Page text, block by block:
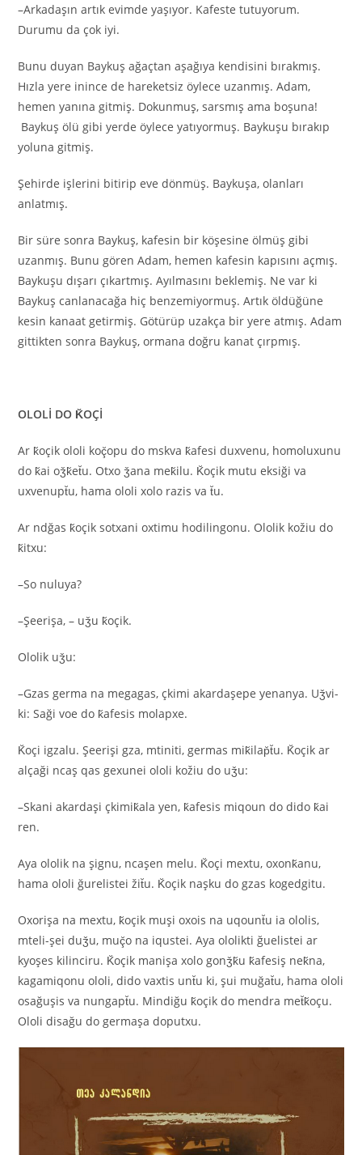
–Arkadaşın artık evimde yaşıyor. Kafeste tutuyorum.
Durumu da çok iyi.
Bunu duyan Baykuş ağaçtan aşağıya kendisini bırakmış.
Hızla yere inince de hareketsiz öylece uzanmış. Adam,
hemen yanına gitmiş. Dokunmuş, sarsmış ama boşuna!
Baykuş ölü gibi yerde öylece yatıyormuş. Baykuşu bırakıp
yoluna gitmiş.
Şehirde işlerini bitirip eve dönmüş. Baykuşa, olanları
anlatmış.
Bir süre sonra Baykuş, kafesin bir köşesine ölmüş gibi
uzanmış. Bunu gören Adam, hemen kafesin kapısını açmış.
Baykuşu dışarı çıkartmış. Ayılmasını beklemiş. Ne var ki
Baykuş canlanacağa hiç benzemiyormuş. Artık öldüğüne
kesin kanaat getirmiş. Götürüp uzakça bir yere atmış. Adam
gittikten sonra Baykuş, ormana doğru kanat çırpmış.
OLOLİ DO K̆OÇİ
Ar k̆oçik ololi koç̆opu do mskva k̆afesi duxvenu, homoluxunu
do k̆ai oǯk̆et̆u. Otxo ǯana mek̆ilu. K̆oçik mutu eksiği va
uxvenupt̆u, hama ololi xolo razis va t̆u.
Ar ndğas k̆oçik sotxani oxtimu hodilingonu. Ololik kožiu do
k̆itxu:
–So nuluya?
–Şeerişa, – uǯu k̆oçik.
Ololik uǯu:
–Gzas germa na megagas, çkimi akardaşepe yenanya. Uǯvi-
ki: Saği voe do k̆afesis molapxe.
K̆oçi igzalu. Şeerişi gza, mtiniti, germas mik̆ilap̆t̆u. K̆oçik ar
alçaği ncaş qas gexunei ololi kožiu do uǯu:
–Skani akardaşi çkimik̆ala yen, k̆afesis miqoun do dido k̆ai
ren.
Aya ololik na şignu, ncaşen melu. K̆oçi mextu, oxonk̆anu,
hama ololi ğurelistei žit̆u. K̆oçik naşku do gzas kogedgitu.
Oxorişa na mextu, k̆oçik muşi oxois na uqount̆u ia ololis,
mteli-şei duǯu, muç̆o na iqustei. Aya ololikti ğuelistei ar
kyoşes kilinciru. K̆oçik manişa xolo gonǯk̆u k̆afesiş nek̆na,
kagamiqonu ololi, dido vaxtis unt̆u ki, şui muğat̆u, hama ololi
osağuşis va nungapt̆u. Mindiğu k̆oçik do mendra met̆k̆oçu.
Ololi disağu do germaşa doputxu.